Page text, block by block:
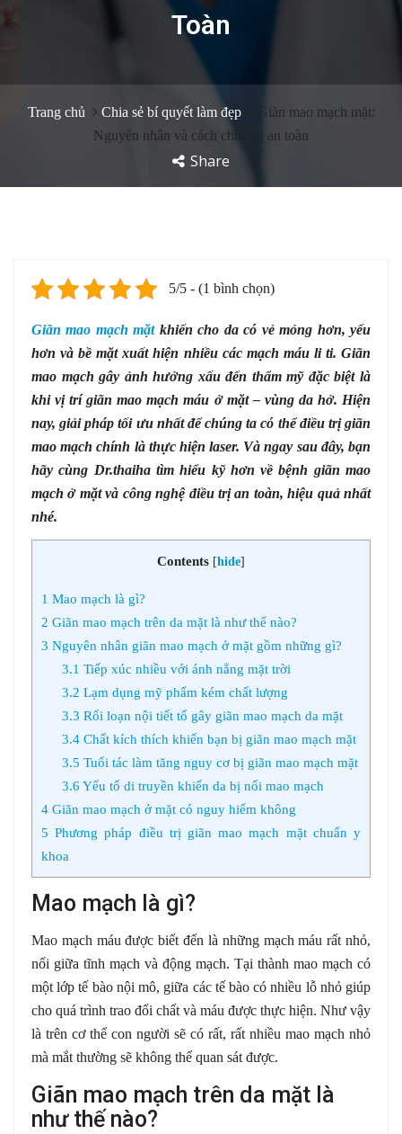
Toàn
Trang chủ Chia sẻ bí quyết làm đẹp
Giãn mao mạch mặt:
Nguyên nhân và cách chữa trị an toàn
Share
5/5 - (1 bình chọn)
Giãn mao mạch mặtkhiến cho da có vẻ mỏng hơn, yếu
hơn và bề mặt xuất hiện nhiều các mạch máu li ti. Giãn
mao mạch gây ảnh hưởng xấu đến thẩm mỹ đặc biệt là
khi vị trí giãn mao mạch máu ở mặt – vùng da hở. Hiện
nay, giải pháp tối ưu nhất để chúng ta có thể điều trị giãn
mao mạch chính là thực hiện laser. Và ngay sau đây, bạn
hãy cùng Dr.thaiha tìm hiểu kỹ hơn về bệnh giãn mao
mạch ở mặt và công nghệ điều trị an toàn, hiệu quả nhất
nhé.
Contents [hide]
1 Mao mạch là gì?
2 Giãn mao mạch trên da mặt là như thế nào?
3 Nguyên nhân giãn mao mạch ở mặt gồm những gì?
3.1 Tiếp xúc nhiều với ánh nắng mặt trời
3.2 Lạm dụng mỹ phẩm kém chất lượng
3.3 Rối loạn nội tiết tố gây giãn mao mạch da mặt
3.4Chất kích thích khiến bạn bị giãn mao mạch mặt
3.5 Tuổi tác làm tăng nguy cơ bị giãn mao mạch mặt
3.6 Yếu tố di truyền khiến da bị nổi mao mạch
4 Giãn mao mạch ở mặt có nguy hiểm không
5 Phương pháp điều trị giãn mao mạch mặt chuẩn y
khoa
Mao mạch là gì?
Mao mạch máu được biết đến là những mạch máu rất nhỏ,
nối giữa tĩnh mạch và động mạch. Tại thành mao mạch có
một lớp tế bào nội mô, giữa các tế bào có nhiều lỗ nhỏ giúp
cho quá trình trao đổi chất và máu được thực hiện. Như vậy
là trên cơ thể con người sẽ có rất, rất nhiều mao mạch nhỏ
mà mắt thường sẽ không thể quan sát được.
Giãn mao mạch trên da mặt là
như thế nào?